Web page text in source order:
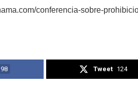
conferencia-sobre-
Tweet 124